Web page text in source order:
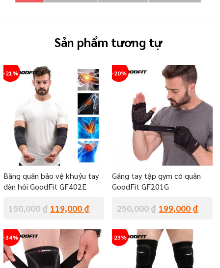
Sản phẩm tương tự
-21%
Băng quấn bảo vệ khuỷu tay
đàn hồi GoodFit GF402E
150,000₫ 119,000 ₫
-20%
Găng tay tập gym có quấn
GoodFit GF201G
250,000₫ 199,000 ₫
-34% -23%